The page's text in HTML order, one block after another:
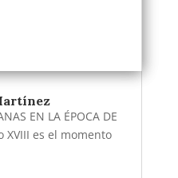
EN LA ÉPOCA DE
XVIII es el momento